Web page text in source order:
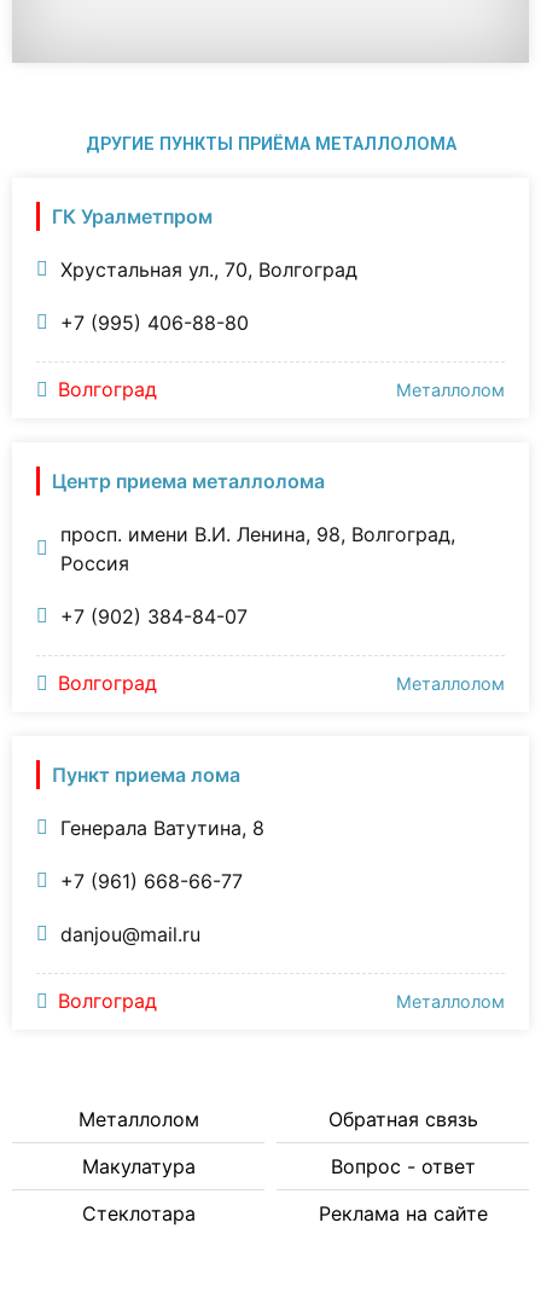
ДРУГИЕ ПУНКТЫ ПРИЁМА МЕТАЛЛОЛОМА
ГК Уралметпром
Хрустальная ул., 70, Волгоград
+7 (995) 406-88-80
Волгоград Металлолом
Центр приема металлолома
просп. имени В.И. Ленина, 98, Волгоград,
Россия
+7 (902) 384-84-07
Волгоград Металлолом
Пункт приема лома
Генерала Ватутина, 8
+7 (961) 668-66-77
danjou@mail.ru
Волгоград Металлолом
Металлолом
Макулатура
Стеклотара
Обратная связь
Вопрос - ответ
Реклама на сайте